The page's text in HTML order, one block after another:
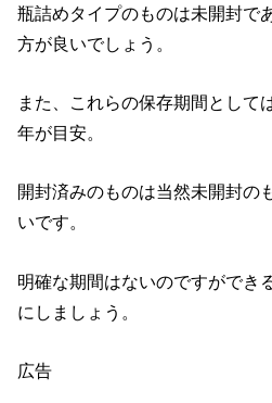
瓶詰めタイプのものは未開封で
方が良いでしょう。
また、これらの保存期間として
年が目安。
開封済みのものは当然未開封の
いです。
明確な期間はないのですができ
にしましょう。
広告